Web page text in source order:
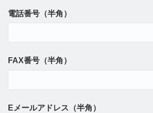
電話番号（半角）
FAX番号（半角）
Eメールアドレス（半角）